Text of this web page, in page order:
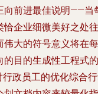
向前进最佳说明——当
恰企业细微美好之处往
伟大的符号意义将在每
的目的生成性工程式的
政员工的优化综合